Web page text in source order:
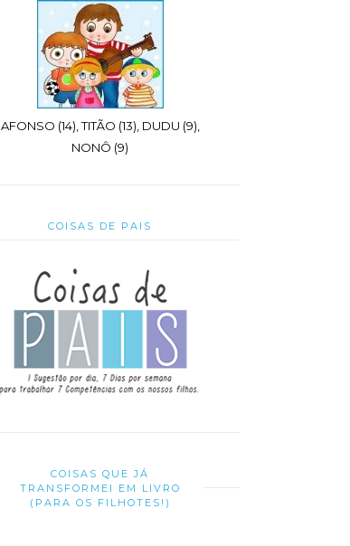
AFONSO (14), TITÃO (13), DUDU (9),
NONÔ (9)
COISAS DE PAIS
COISAS QUE JÁ
TRANSFORMEI EM LIVRO
(PARA OS FILHOTES!)